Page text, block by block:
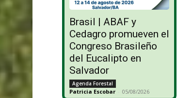
Brasil | ABAF y
Cedagro promueven el
Congreso Brasileño
del Eucalipto en
Salvador
Agenda Forestal
Patricia Escobar - 05/08/2026